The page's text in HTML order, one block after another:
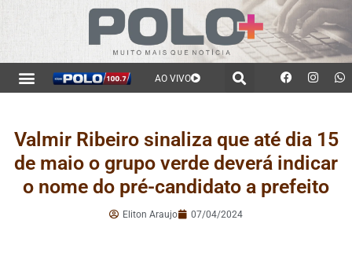
AO VIVO
Valmir Ribeiro sinaliza que até dia 15
de maio o grupo verde deverá indicar
o nome do pré-candidato a prefeito
Eliton Araujo 07/04/2024